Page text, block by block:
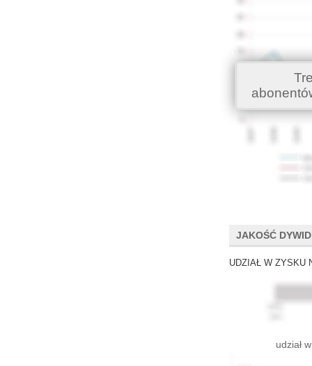
JAKOŚĆ
UDZIAŁ W ZYSKU
udział